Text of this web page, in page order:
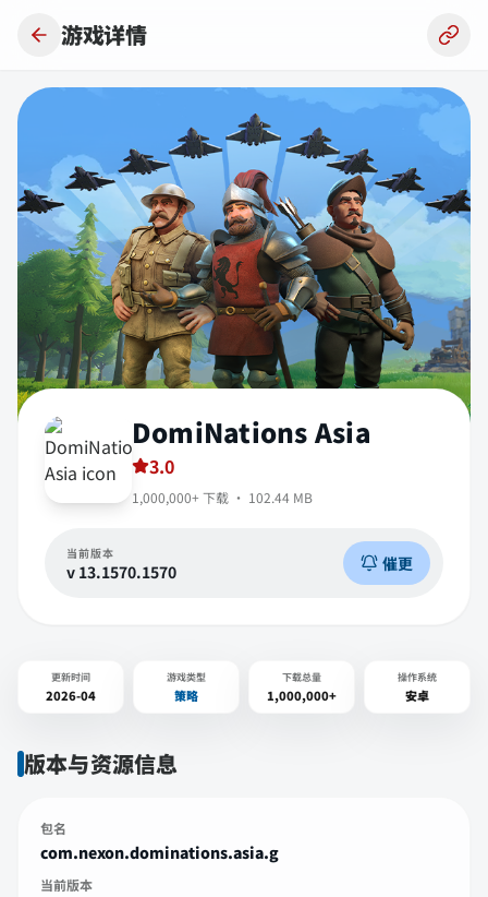
游戏详情
DomiNations Asia
3.0
1,000,000+ 下载 · 102.44 MB
当前版本
v 13.1570.1570 催更
更新时间
2026-04
游戏类型
策略
下载总量
1,000,000+
操作系统
安卓
版本与资源信息
包名
com.nexon.dominations.asia.g
当前版本